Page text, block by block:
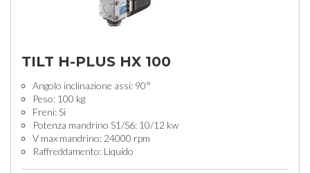
TILT H-PLUS HX 100
Angolo inclinazione assi: 90°
Peso: 100 kg
Freni: Si
Potenza mandrino S1/S6: 10/12 kw
V max mandrino: 24000 rpm
Raffreddamento: Liquido